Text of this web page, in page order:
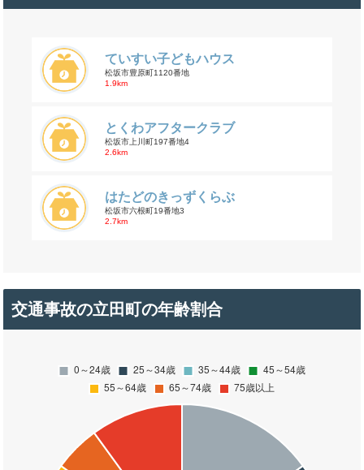
ていすい子どもハウス
松坂市豊原町1120番地
1.9km
とくわアフタークラブ
松坂市上川町197番地4
2.6km
はたどのきっずくらぶ
松坂市六根町19番地3
2.7km
交通事故の立田町の年齢割合